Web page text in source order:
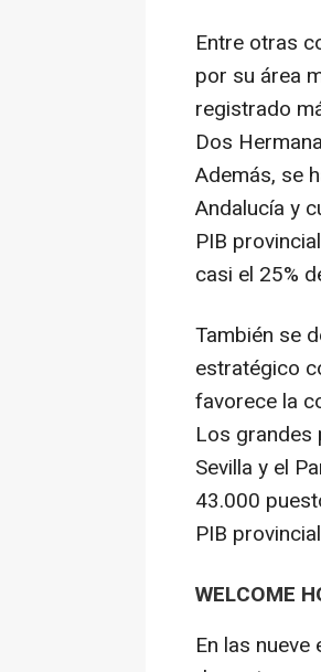
Entre otras
por su área
registrado
Dos
Además, se
Andalucía y
PIB
casi el 25%
También se
estratégico
favorece la
Los grandes
Sevilla y el
43.000
PIB
WELCOME
En las